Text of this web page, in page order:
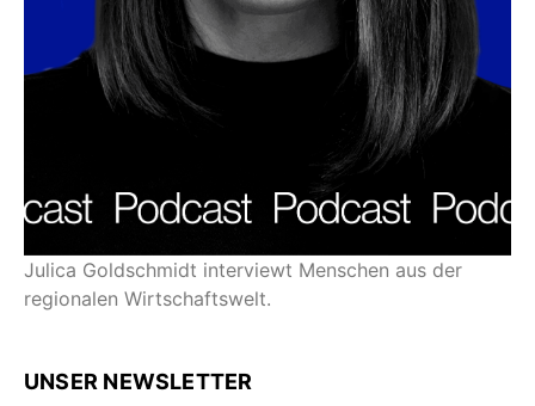
Julica Goldschmidt interviewt Menschen aus der
regionalen Wirtschaftswelt.
UNSER NEWSLETTER